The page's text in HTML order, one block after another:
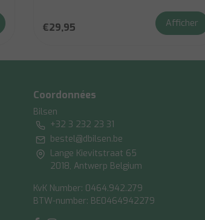
€29,95 Afficher
Coordonnées
Bilsen
+32 3 232 23 31
bestel@dbilsen.be
Lange Kievitstraat 65
2018, Antwerp Belgium
KvK Number: 0464.942.279
BTW-number: BE0464942279